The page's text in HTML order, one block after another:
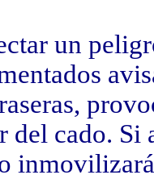
un
del cado. Si